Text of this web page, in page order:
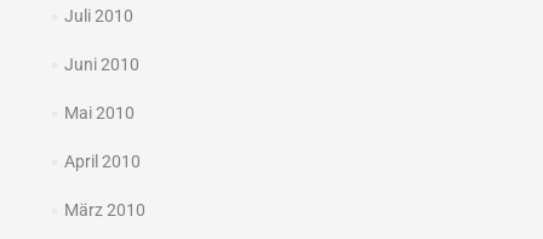
Juli 2010
Juni 2010
Mai 2010
April 2010
März 2010